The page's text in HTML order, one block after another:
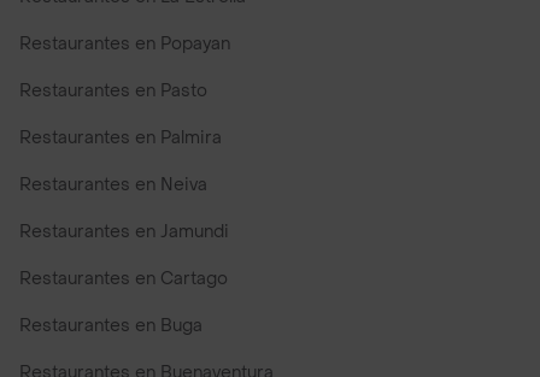
Restaurantes en Popayan
Restaurantes en Pasto
Restaurantes en Palmira
Restaurantes en Neiva
Restaurantes en Jamundi
Restaurantes en Cartago
Restaurantes en Buga